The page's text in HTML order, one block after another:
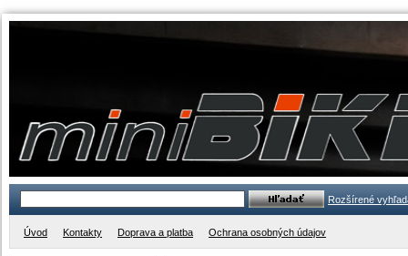
Rozšírené
Úvod Kontakty Doprava a platba Ochrana osobných údajov